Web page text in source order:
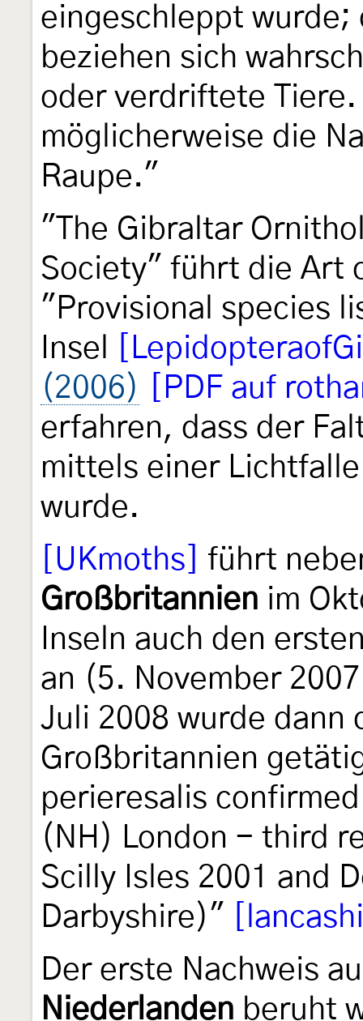
eingeschleppt wurde;
beziehen sich
oder verdriftete
möglicherweise die
Raupe."
"The Gibraltar
Society" führt die Art
"Provisional species
Insel
(2006)
[PDF auf
erfahren, dass der
mittels einer
wurde.
[UKmoths]
führt
Großbritannien im
Inseln auch den
an (5. November
Juli 2008 wurde dann
Großbritannien
perieresalis
(NH) London - third
Scilly Isles 2001 and
Darbyshire)"
Der erste Nachweis
Niederlanden beruht